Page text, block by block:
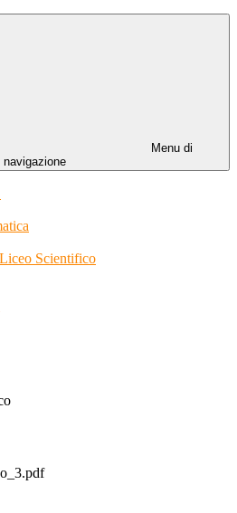
Menu di
navigazione
Scientifico